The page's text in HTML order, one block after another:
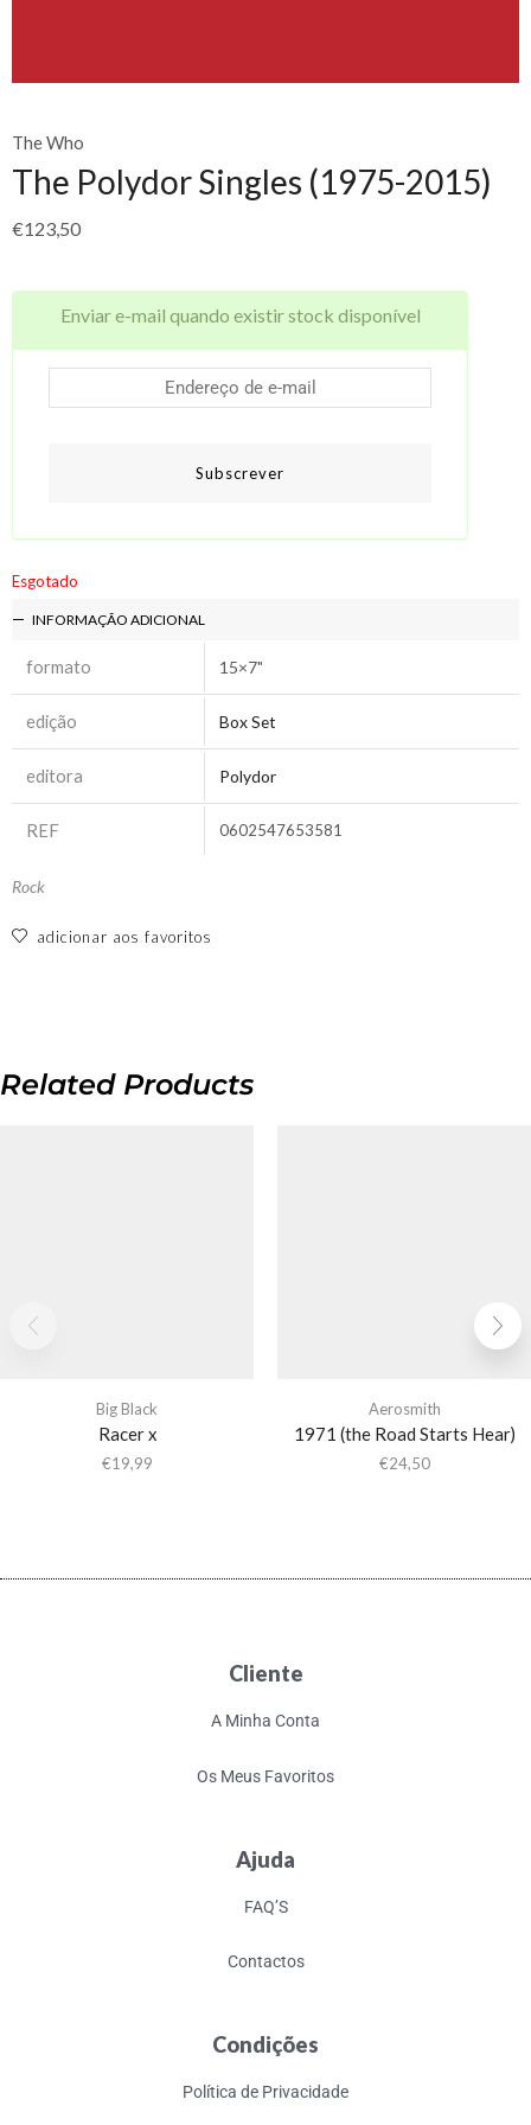
The Who
The Polydor Singles (1975-2015)
€123,50
Enviar e-mail quando existir stock disponível
Subscrever
Esgotado
INFORMAÇÃO ADICIONAL
formato 15×7"
edição Box Set
editora Polydor
REF 0602547653581
Rock
adicionar aos favoritos
Related Products
Big Black
Racer x
€19,99
Aerosmith
1971 (the Road Starts Hear)
€24,50
Cliente
A Minha Conta
Os Meus Favoritos
Ajuda
FAQ’S
Contactos
Condições
Política de Privacidade